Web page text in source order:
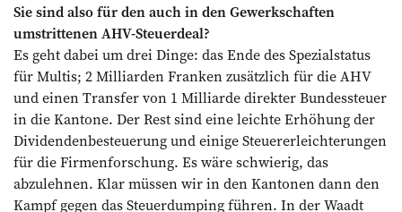
Sie sind also für den auch in den Gewerkschaften
umstrittenen AHV-Steuerdeal?
Es geht dabei um drei Dinge: das Ende des Spezialstatus
für Multis; 2 Milliarden Franken zusätzlich für die AHV
und einen Transfer von 1 Milliarde direkter Bundessteuer
in die Kantone. Der Rest sind eine leichte Erhöhung der
Dividendenbesteuerung und einige Steuererleichterungen
für die Firmenforschung. Es wäre schwierig, das
abzulehnen. Klar müssen wir in den Kantonen dann den
Kampf gegen das Steuerdumping führen. In der Waadt